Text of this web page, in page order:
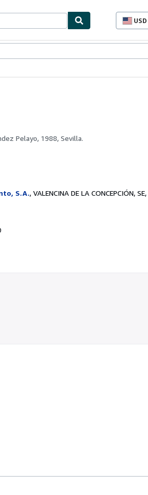
USD
Site
Pelayo, 1988, Sevilla.
S.A., VALENCINA DE LA CONCEPCIÓN,